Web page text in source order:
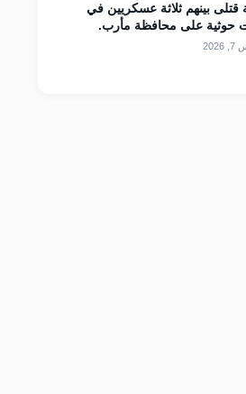
بينهم ثلاثة عسكريين في
حوثية على محافظة مأرب.